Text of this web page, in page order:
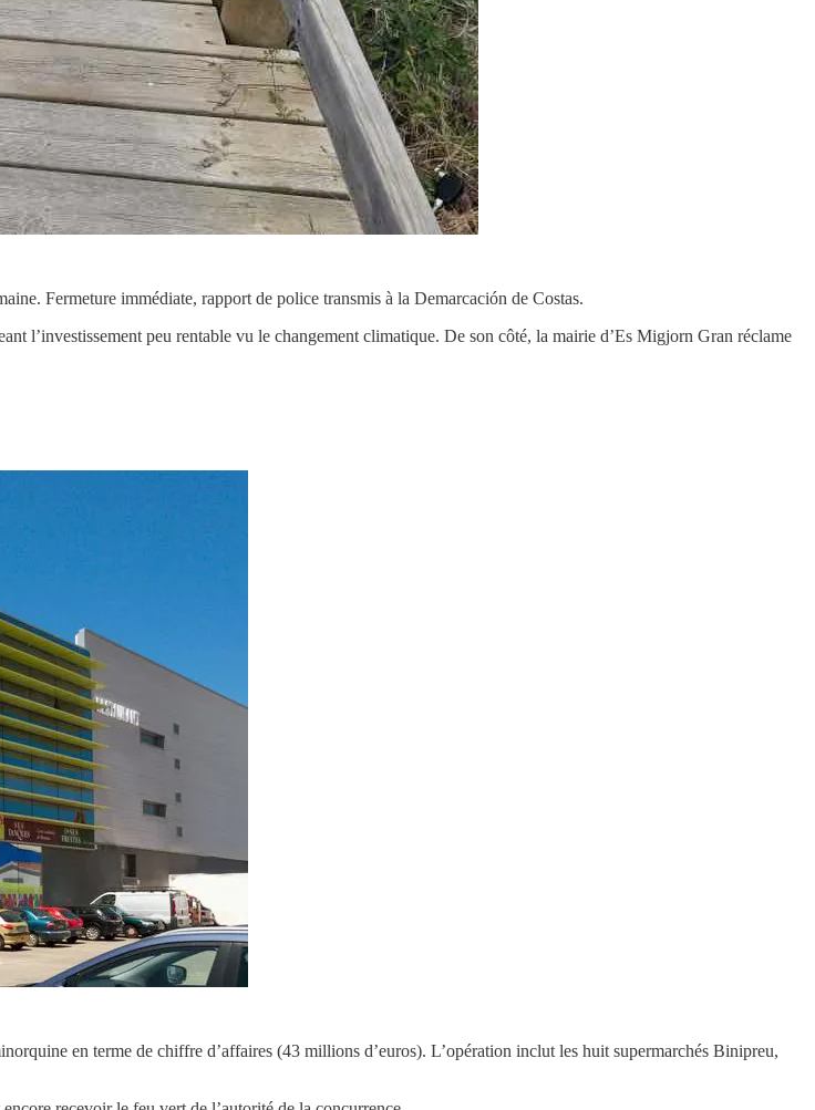
Fermeture immédiate, rapport de police transmis à la Demarcación de Costas.
l’investissement peu rentable vu le changement climatique. De son côté, la mairie d’Es Migjorn Gran réclame
en terme de chiffre d’affaires (43 millions d’euros). L’opération inclut les huit supermarchés Binipreu,